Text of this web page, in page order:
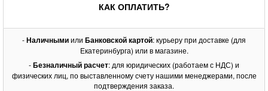
КАК ОПЛАТИТЬ?
-Наличнымиили Банковской картой: курьеру при доставке (для
Екатеринбурга) или в магазине.
-Безналичный расчет: для юридических (работаем с НДС) и
физических лиц, по выставленному счету нашими менеджерами, после
подтверждения заказа.